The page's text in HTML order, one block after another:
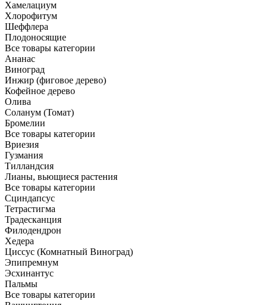
Хамелациум
Хлорофитум
Шеффлера
Плодоносящие
Все товары категории
Ананас
Виноград
Инжир (фиговое дерево)
Кофейное дерево
Олива
Соланум (Томат)
Бромелии
Все товары категории
Вриезия
Гузмания
Тилландсия
Лианы, вьющиеся растения
Все товары категории
Сциндапсус
Тетрастигма
Традесканция
Филодендрон
Хедера
Циссус (Комнатный Виноград)
Эпипремнум
Эсхинантус
Пальмы
Все товары категории